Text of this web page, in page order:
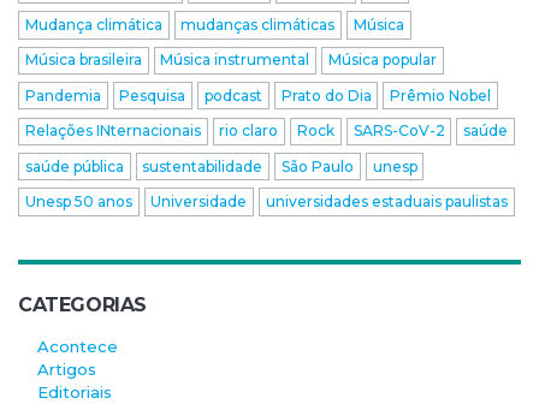
Mudança climática
mudanças climáticas
Música
Música brasileira
Música instrumental
Música popular
Pandemia
Pesquisa podcast Prato do Dia
Prêmio Nobel
Relações INternacionais
rio claro Rock SARS-CoV-2
saúde
saúde pública
sustentabilidade São Paulo
unesp
Unesp 50 anos
Universidade universidades estaduais paulistas
CATEGORIAS
Acontece
Artigos
Editoriais